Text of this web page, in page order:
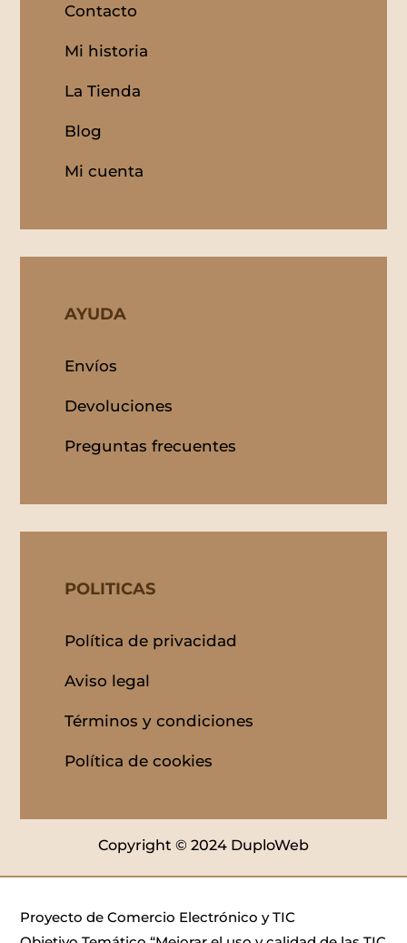
Contacto
Mi historia
La Tienda
Blog
Mi cuenta
AYUDA
Envíos
Devoluciones
Preguntas frecuentes
POLITICAS
Política de privacidad
Aviso legal
Términos y condiciones
Política de cookies
Copyright © 2024 DuploWeb
Proyecto de Comercio Electrónico y TIC